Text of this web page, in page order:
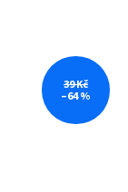
39 Kč
–64 %